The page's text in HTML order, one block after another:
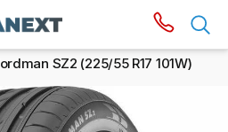
SZ2 (225/55 R17 101W)